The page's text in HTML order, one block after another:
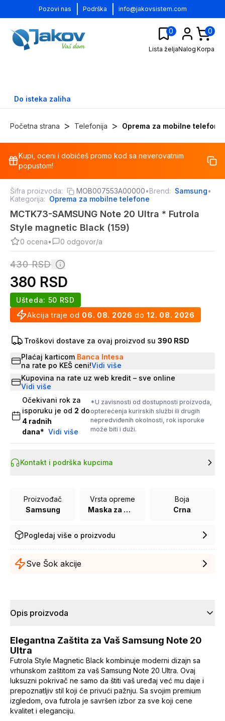
Pozovi nas Podrška info@jakovsistem.com
0
Lista željaNalog
0
Korpa
Do isteka zaliha
Početna strana > Telefonija > Oprema za mobilne telefone
%
Kupi, oceni i dobićeš promo kod sa neverovatnim
popustom!
Šifra proizvoda: MOB007553A00000•Brend: Samsung•
Kategorija: Oprema za mobilne telefone
MCTK73-SAMSUNG Note 20 Ultra * Futrola
Style magnetic Black (159)
0 ocena• 0 odgovor/a
430RSD
380 RSD
Akcija traje od 06. 08. 2026 do 12. 08. 2026
Ušteda: 50 RSD
Troškovi dostave za ovaj proizvod su 390 RSD
Plaćaj karticom Banca Intesa
na rate po KEŠ ceni!Vidi više
Kupovina na rate uz web kredit – sve online
Vidi više
Očekivani rok za
isporuku je od 2 do
4 radnih
dana* Vidi više
*U zavisnosti od dostupnosti proizvoda,
opterećenja kurirskih službi ili drugih
nepredviđenih okolnosti, rok isporuke
može biti i duži.
Kontakt i podrška kupcima
Proizvođač
Samsung
Vrsta opreme
Maska za mobilni telefon
Boja
Crna
Pogledaj više o proizvodu
Sve Šok akcije
Opis proizvoda
Elegantna Zaštita za Vaš Samsung Note 20
Ultra
Futrola Style Magnetic Black kombinuje moderni dizajn sa
vrhunskom zaštitom za vaš Samsung Note 20 Ultra. Ovaj
luksuzni pokrivač ne samo da štiti vaš uređaj već mu daje i
prepoznatljiv stil koji će privući pažnju. Sa svojim premium
izgledom, ova futrola je savršen izbor za sve koji cene
kvalitet i eleganciju.